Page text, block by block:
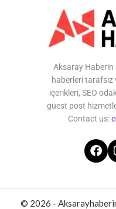
Aksaray
haberleri tarafsız
içerikleri, SEO
guest post
Contact us:
© 2026 -